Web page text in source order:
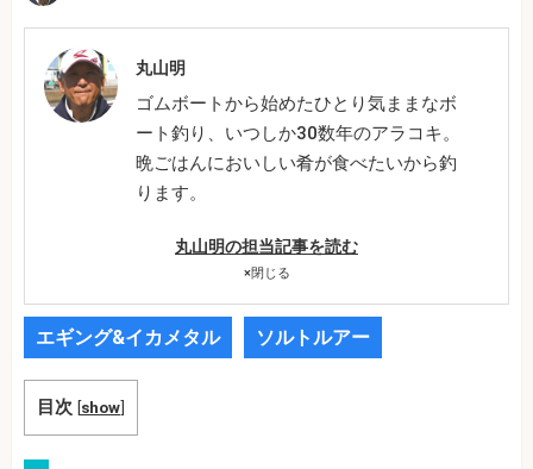
丸山明
ゴムボートから始めたひとり気ままなボ
ート釣り、いつしか30数年のアラコキ。
晩ごはんにおいしい肴が食べたいから釣
ります。
丸山明の担当記事を読む
×閉じる
エギング&イカメタル ソルトルアー
目次 [show]